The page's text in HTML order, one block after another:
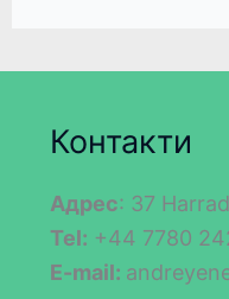
Контакти
Адрес: 37
Tel: +44 7780
E-mail: